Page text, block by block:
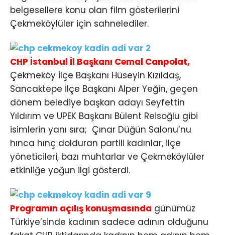
belgesellere konu olan film gösterilerini
Çekmeköylüler için sahnelediler.
CHP İstanbul İl Başkanı Cemal Canpolat,
Çekmeköy İlçe Başkanı Hüseyin Kızıldaş,
Sancaktepe İlçe Başkanı Alper Yeğin, geçen
dönem belediye başkan adayı Seyfettin
Yıldırım ve UPEK Başkanı Bülent Reisoğlu gibi
isimlerin yanı sıra; Çınar Düğün Salonu’nu
hınca hınç dolduran partili kadınlar, ilçe
yöneticileri, bazı muhtarlar ve Çekmeköylüler
etkinliğe yoğun ilgi gösterdi.
Programın açılış konuşmasında günümüz
Türkiye’sinde kadının sadece adının olduğunu